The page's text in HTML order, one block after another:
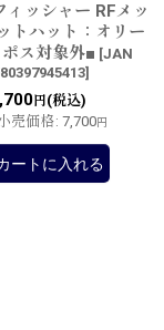
ィッシャー RFメッ
トハット：オリー
ス対象外■ [JAN
]
円(税込)
売価格: 7,700円
ートに入れる